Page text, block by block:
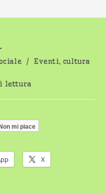
/ Eventi, cultura
lettura
mi piace
X